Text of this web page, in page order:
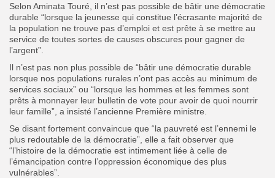
Selon Aminata Touré, il n’est pas possible de bâtir une démocratie
durable “lorsque la jeunesse qui constitue l’écrasante majorité de
la population ne trouve pas d’emploi et est prête à se mettre au
service de toutes sortes de causes obscures pour gagner de
l’argent”.
Il n’est pas non plus possible de “bâtir une démocratie durable
lorsque nos populations rurales n’ont pas accès au minimum de
services sociaux” ou “lorsque les hommes et les femmes sont
prêts à monnayer leur bulletin de vote pour avoir de quoi nourrir
leur famille”, a insisté l’ancienne Première ministre.
Se disant fortement convaincue que “la pauvreté est l’ennemi le
plus redoutable de la démocratie”, elle a fait observer que
“l’histoire de la démocratie est intimement liée à celle de
l’émancipation contre l’oppression économique des plus
vulnérables”.